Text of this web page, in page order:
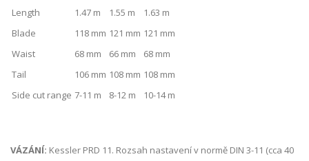
Length 1.47 m 1.55 m
1.63 m
Blade
118 mm 121 mm 121 mm
Waist
68 mm 66 mm
68 mm
Tail
106 mm 108 mm 108 mm
Side cut range 7-11 m 8-12 m 10-14 m
VÁZÁNÍ: Kessler PRD 11. Rozsah nastavení v normě DIN 3-11 (cca 40